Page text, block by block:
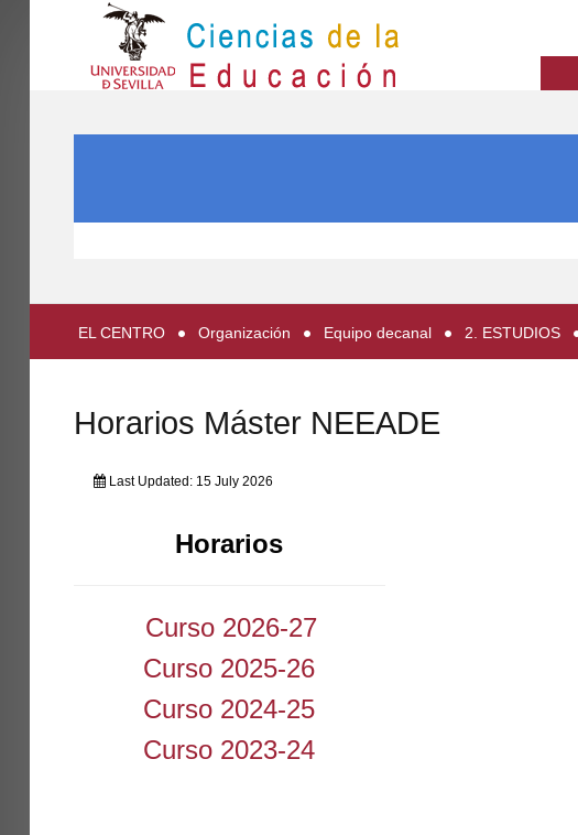
PARTICIPA
EL CENTRO Organización Equipo decanal 2. ESTUDIOS
Horarios Máster NEEADE
Last Updated: 15 July 2026
Horarios
Curso 2026-27
Curso 2025-26
Curso 2024-25
Curso 2023-24